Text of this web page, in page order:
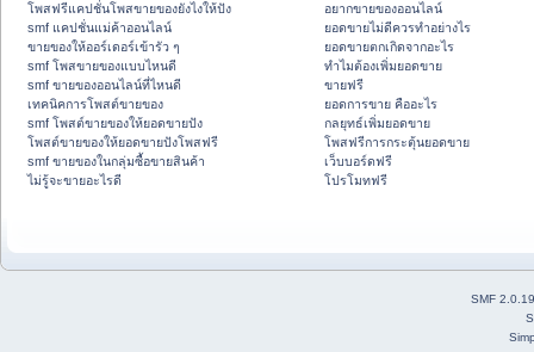
โพสฟรีแคปชั่นโพสขายของยังไงให้ปัง
smf แคปชั่นแม่ค้าออนไลน์
ขายของให้ออร์เดอร์เข้ารัว ๆ
smf โพสขายของแบบไหนดี
smf ขายของออนไลน์ที่ไหนดี
เทคนิคการโพสต์ขายของ
smf โพสต์ขายของให้ยอดขายปัง
โพสต์ขายของให้ยอดขายปังโพสฟรี
smf ขายของในกลุ่มซื้อขายสินค้า
ไม่รู้จะขายอะไรดี
อยากขายของออนไลน์
ยอดขายไม่ดีควรทำอย่างไร
ยอดขายตกเกิดจากอะไร
ทำไมต้องเพิ่มยอดขาย
ขายฟรี
ยอดการขาย คืออะไร
กลยุทธ์เพิ่มยอดขาย
โพสฟรีการกระตุ้นยอดขาย
เว็บบอร์ดฟรี
โปรโมทฟรี
SMF 2.0.19